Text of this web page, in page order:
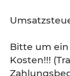
Bitte um
Kosten!!!